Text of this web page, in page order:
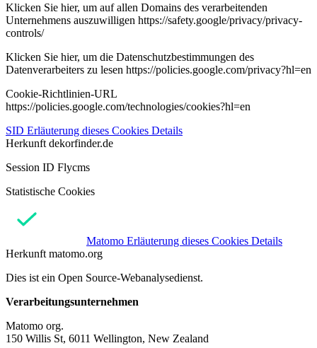
Klicken Sie hier, um auf allen Domains des verarbeitenden
Unternehmens auszuwilligen https://safety.google/privacy/privacy-
controls/
Klicken Sie hier, um die Datenschutzbestimmungen des
Datenverarbeiters zu lesen https://policies.google.com/privacy?hl=en
Cookie-Richtlinien-URL
https://policies.google.com/technologies/cookies?hl=en
SID Erläuterung dieses Cookies Details
Herkunft dekorfinder.de
Session ID Flycms
Statistische Cookies
Matomo Erläuterung dieses Cookies Details
Herkunft matomo.org
Dies ist ein Open Source-Webanalysedienst.
Verarbeitungsunternehmen
Matomo org.
150 Willis St, 6011 Wellington, New Zealand